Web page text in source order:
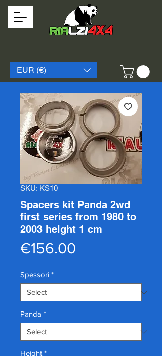
EUR (€)
SKU: KS10
Spacers kit Panda 2wd
first series from 1980 to
2003 height 1 cm
€156.00
Spessori *
Panda *
Height *